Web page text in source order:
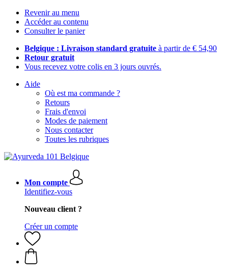
Revenir au menu
Accéder au contenu
Consulter le panier
Belgique : Livraison standard gratuite à partir de € 54,90
Retour gratuit
Vous recevez votre colis en 3 jours ouvrés.
Aide
Où est ma commande ?
Retours
Frais d'envoi
Modes de paiement
Nous contacter
Toutes les rubriques
Mon compte
Identifiez-vous
Nouveau client ?
Créer un compte